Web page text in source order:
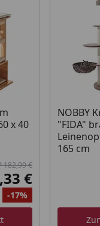
x 40
182,99 €
Aktueller Preis
€
Rabatt
-17%
NOBBY
"FIDA"
165 cm